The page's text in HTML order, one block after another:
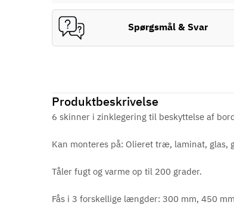
Produktbeskrivelse
6 skinner i zinklegering til beskyttelse af
Kan monteres på: Olieret træ, laminat, glas,
Tåler fugt og varme op til 200 grader.
Fås i 3 forskellige længder: 300 mm, 450
Spørgsmål & Svar